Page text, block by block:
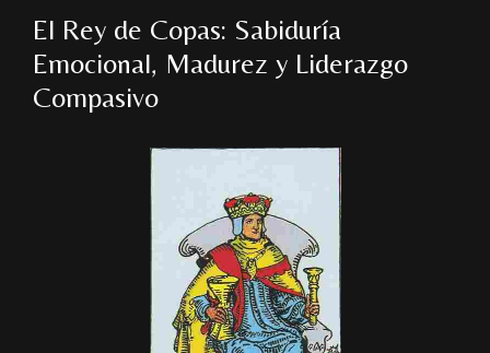
El Rey de Copas: Sabiduría
Emocional, Madurez y Liderazgo
Compasivo